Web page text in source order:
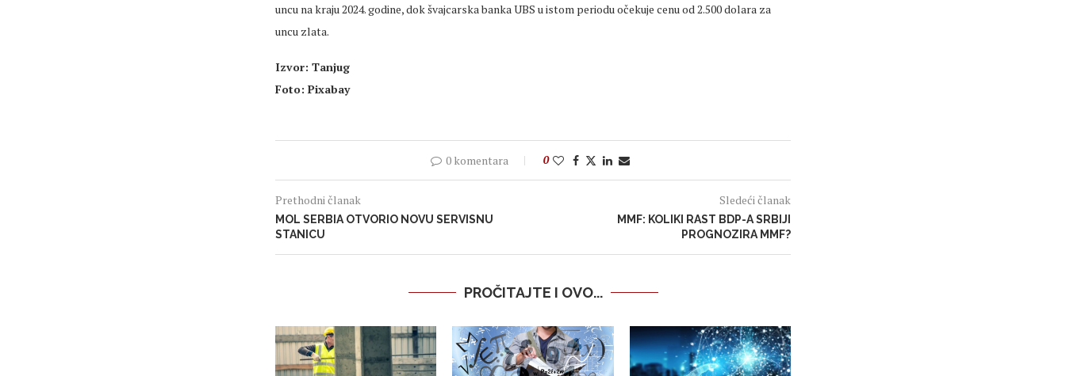
uncu na kraju 2024. godine, dok švajcarska banka UBS u istom periodu očekuje cenu od 2.500 dolara za
uncu zlata.
Izvor: Tanjug
Foto: Pixabay
0 komentara 0
Prethodni članak
MOL SERBIA OTVORIO NOVU SERVISNU
STANICU
Sledeći članak
MMF: KOLIKI RAST BDP-A SRBIJI
PROGNOZIRA MMF?
PROČITAJTE I OVO...